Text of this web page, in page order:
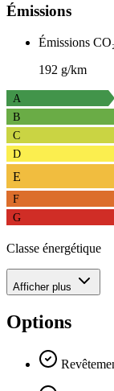
Émissions
Émissions
192 g/km
A
B
C
D
E
F
G
Classe énergétique
Afficher plus
Options